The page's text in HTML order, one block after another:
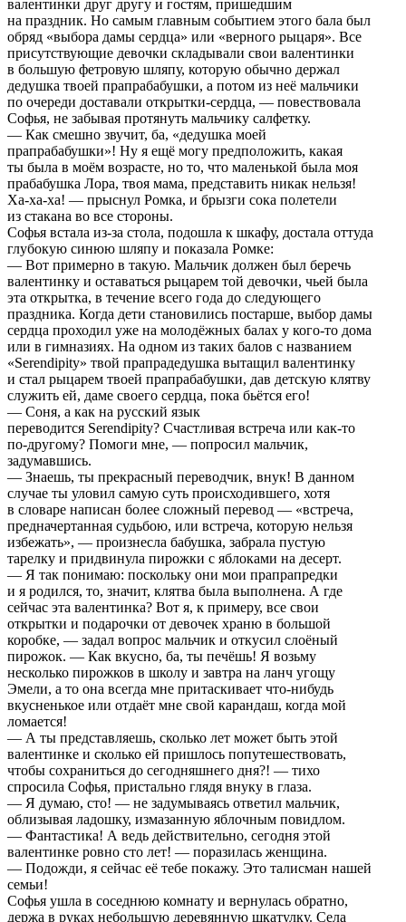
валентинки друг другу и гостям, пришедшим
на праздник. Но самым главным событием этого бала был
обряд «выбора дамы сердца» или «верного рыцаря». Все
присутствующие девочки складывали свои валентинки
в большую фетровую шляпу, которую обычно держал
дедушка твоей прапрабабушки, а потом из неё мальчики
по очереди доставали открытки-сердца, — повествовала
Софья, не забывая протянуть мальчику салфетку.
— Как смешно звучит, ба, «дедушка моей
прапрабабушки»! Ну я ещё могу предположить, какая
ты была в моём возрасте, но то, что маленькой была моя
прабабушка Лора, твоя мама, представить никак нельзя!
Ха-ха-ха! — прыснул Ромка, и брызги сока полетели
из стакана во все стороны.
Софья встала из-за стола, подошла к шкафу, достала оттуда
глубокую синюю шляпу и показала Ромке:
— Вот примерно в такую. Мальчик должен был беречь
валентинку и оставаться рыцарем той девочки, чьей была
эта открытка, в течение всего года до следующего
праздника. Когда дети становились постарше, выбор дамы
сердца проходил уже на молодёжных балах у кого-то дома
или в гимназиях. На одном из таких балов с названием
«Serendipity» твой прапрадедушка вытащил валентинку
и стал рыцарем твоей прапрабабушки, дав детскую клятву
служить ей, даме своего сердца, пока бьётся его!
— Соня, а как на русский язык
переводится Serendipity? Счастливая встреча или как-то
по-другому? Помоги мне, — попросил мальчик,
задумавшись.
— Знаешь, ты прекрасный переводчик, внук! В данном
случае ты уловил самую суть происходившего, хотя
в словаре написан более сложный перевод — «встреча,
предначертанная судьбою, или встреча, которую нельзя
избежать», — произнесла бабушка, забрала пустую
тарелку и придвинула пирожки с яблоками на десерт.
— Я так понимаю: поскольку они мои прапрапредки
и я родился, то, значит, клятва была выполнена. А где
сейчас эта валентинка? Вот я, к примеру, все свои
открытки и подарочки от девочек храню в большой
коробке, — задал вопрос мальчик и откусил слоёный
пирожок. — Как вкусно, ба, ты печёшь! Я возьму
несколько пирожков в школу и завтра на ланч угощу
Эмели, а то она всегда мне притаскивает что-нибудь
вкусненькое или отдаёт мне свой карандаш, когда мой
ломается!
— А ты представляешь, сколько лет может быть этой
валентинке и сколько ей пришлось попутешествовать,
чтобы сохраниться до сегодняшнего дня?! — тихо
спросила Софья, пристально глядя внуку в глаза.
— Я думаю, сто! — не задумываясь ответил мальчик,
облизывая ладошку, измазанную яблочным повидлом.
— Фантастика! А ведь действительно, сегодня этой
валентинке ровно сто лет! — поразилась женщина.
— Подожди, я сейчас её тебе покажу. Это талисман нашей
семьи!
Софья ушла в соседнюю комнату и вернулась обратно,
держа в руках небольшую деревянную шкатулку. Села